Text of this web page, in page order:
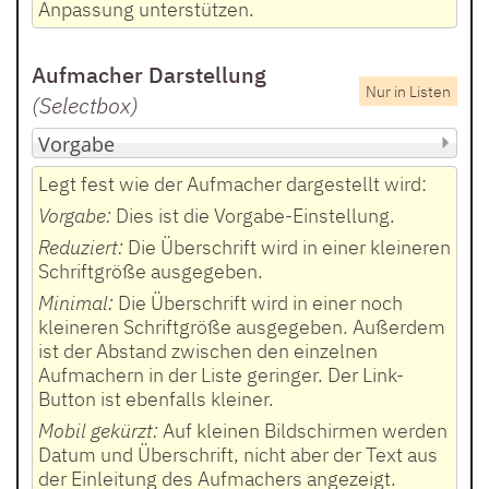
Anpassung unterstützen.
Aufmacher Darstellung
(Selectbox) Nur in Listen
Legt fest wie der Aufmacher dargestellt wird:
Vorgabe: Dies ist die Vorgabe-Einstellung.
Reduziert: Die Überschrift wird in einer kleineren
Schriftgröße ausgegeben.
Minimal: Die Überschrift wird in einer noch
kleineren Schriftgröße ausgegeben. Außerdem
ist der Abstand zwischen den einzelnen
Aufmachern in der Liste geringer. Der Link-
Button ist ebenfalls kleiner.
Mobil gekürzt: Auf kleinen Bildschirmen werden
Datum und Überschrift, nicht aber der Text aus
der Einleitung des Aufmachers angezeigt.